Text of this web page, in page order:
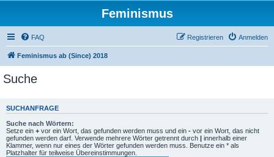
Feminismus
FAQ Anmelden
Registrieren
Feminismus ab (Since) 2018
Suche
SUCHANFRAGE
Suche nach Wörtern:
Setze ein + vor ein Wort, das gefunden werden muss und ein - vor ein Wort, das nicht
gefunden werden darf. Verwende mehrere Wörter getrennt durch | innerhalb einer
Klammer, wenn nur eines der Wörter gefunden werden muss. Benutze ein * als
Platzhalter für teilweise Übereinstimmungen.